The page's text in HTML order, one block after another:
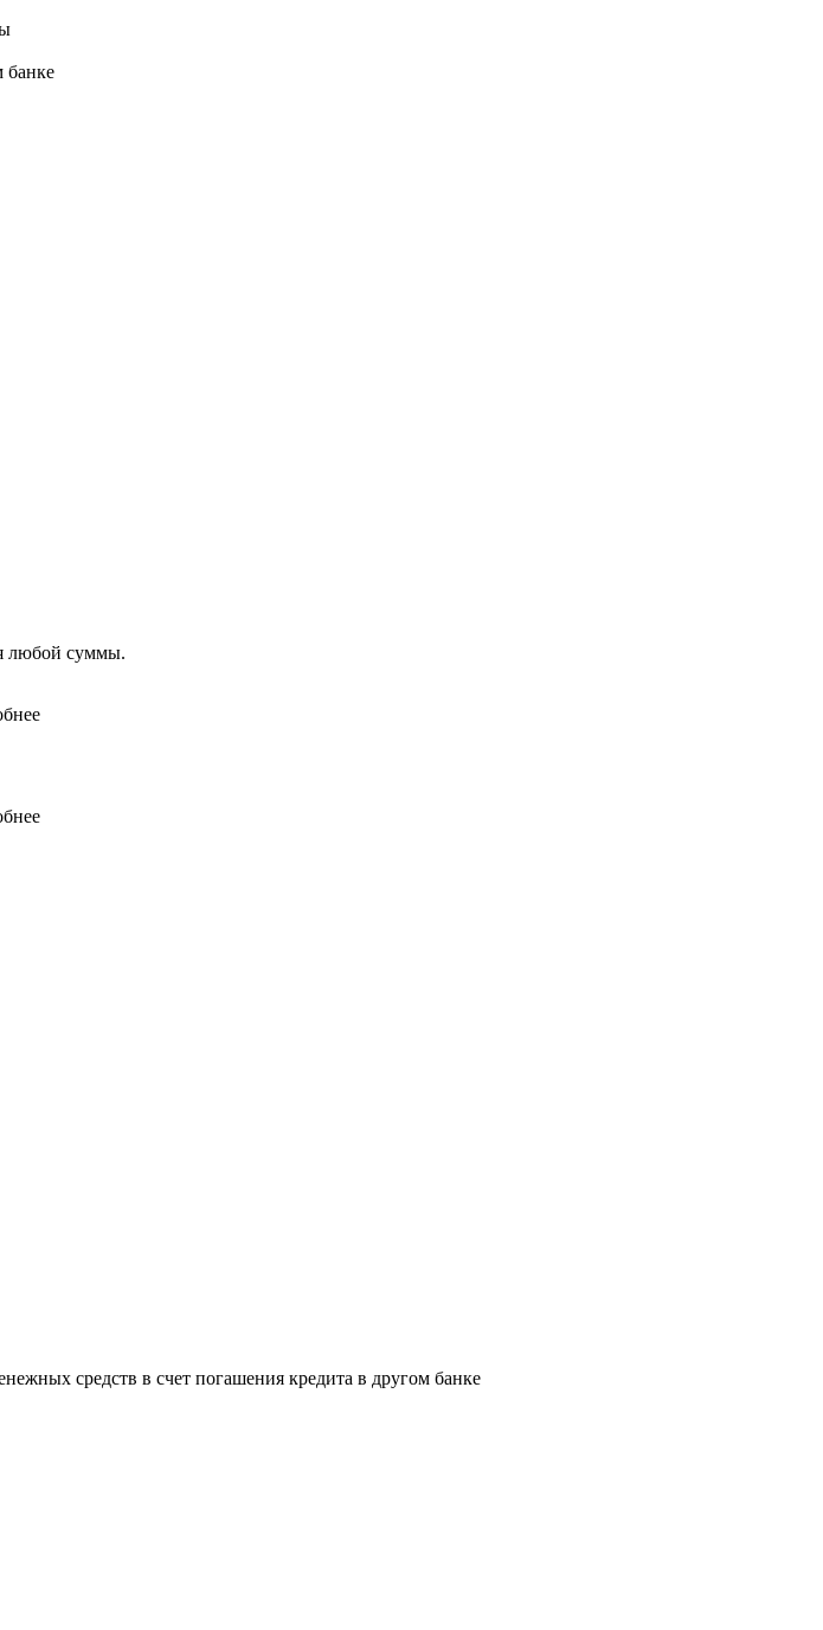
банке
любой суммы.
средств в счет погашения кредита в другом банке